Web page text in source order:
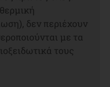
δεν περιέχουν
με τα
τους